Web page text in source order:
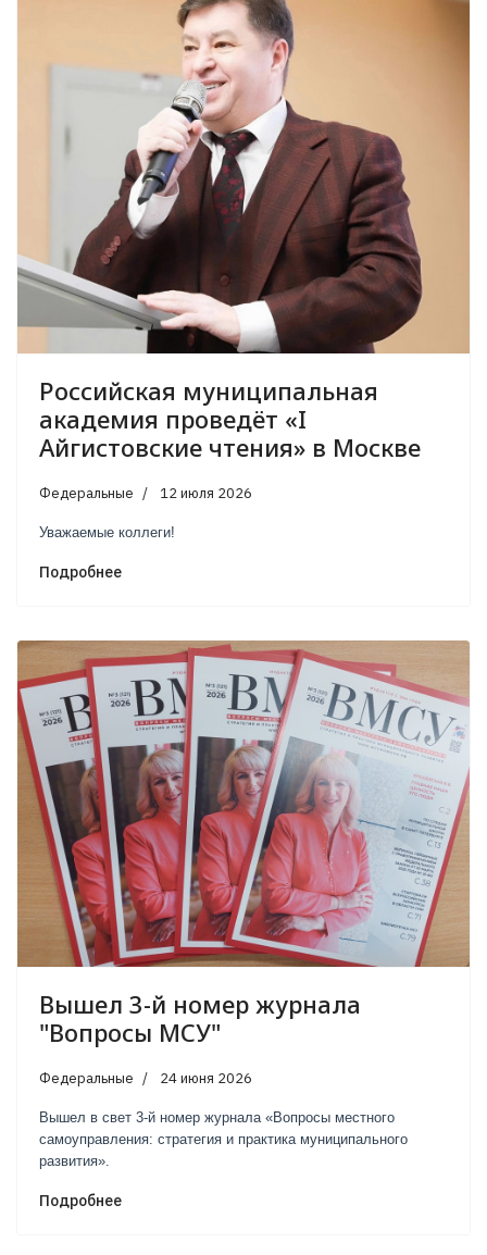
Российская муниципальная
академия проведёт «I
Айгистовские чтения» в Москве
Федеральные 12 июля 2026
Уважаемые коллеги!
Подробнее
Вышел 3-й номер журнала
"Вопросы МСУ"
Федеральные 24 июня 2026
Вышел в свет 3-й номер журнала «Вопросы местного
самоуправления: стратегия и практика муниципального
развития».
Подробнее